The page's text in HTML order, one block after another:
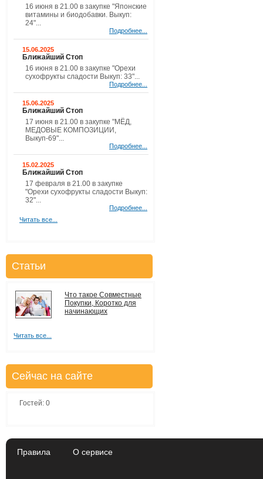
16 июня в 21.00 в закупке "Японские
витамины и биодобавки. Выкуп:
24"...
Подробнее...
15.06.2025
Ближайший Стоп
16 июня в 21.00 в закупке "Орехи
сухофрукты сладости Выкуп: 33"...
Подробнее...
15.06.2025
Ближайший Стоп
17 июня в 21.00 в закупке "МЁД,
МЕДОВЫЕ КОМПОЗИЦИИ,
Выкуп-69"...
Подробнее...
15.02.2025
Ближайший Стоп
17 февраля в 21.00 в закупке
"Орехи сухофрукты сладости Выкуп:
32"...
Подробнее...
Читать все...
Статьи
Что такое Совместные
Покупки, Коротко для
начинающих
Читать все...
Сейчас на сайте
Гостей: 0
Правила О сервисе